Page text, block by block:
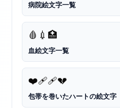
病院絵文字一覧
🩸 💉 🏥
血絵文字一覧
❤️‍🩹🩹💔
包帯を巻いたハートの絵文字